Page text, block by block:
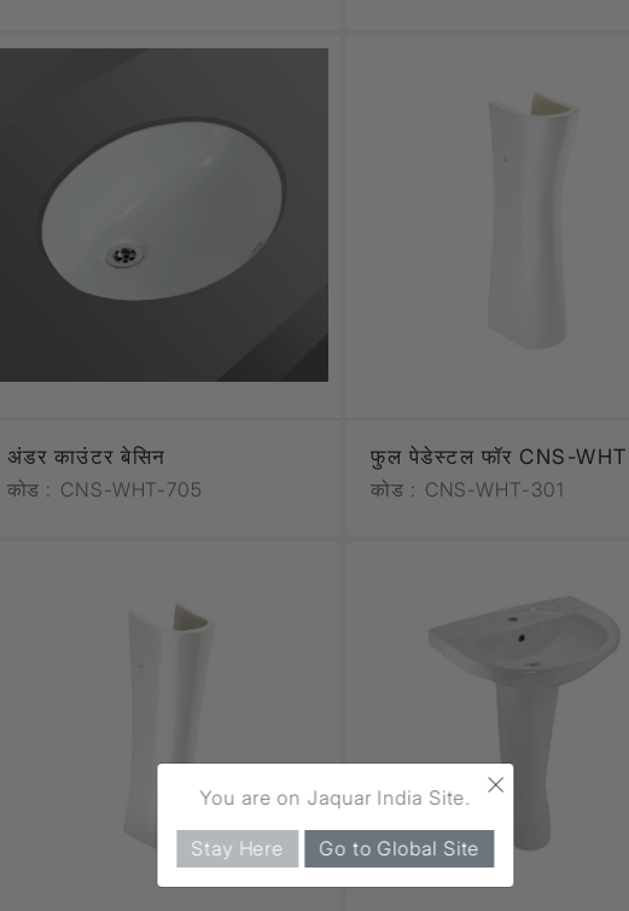
अंडर काउंटर बेसिन
कोड : CNS-WHT-705
फुल पेडेस्टल फॉर CNS-
कोड : CNS-WHT-301
×
You are on Jaquar India Site.
Stay Here Go to Global Site